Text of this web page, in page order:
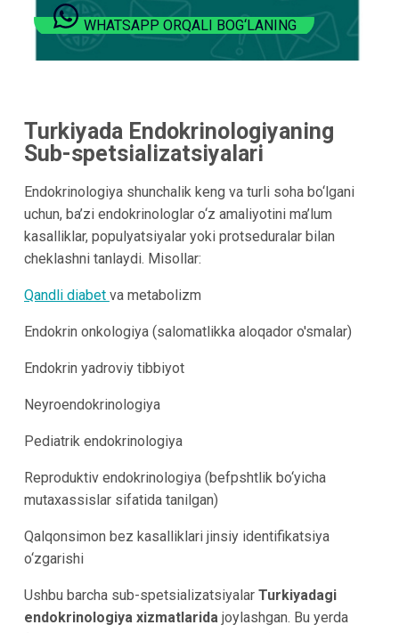
WHATSAPP ORQALI BOG‘LANING
Turkiyada Endokrinologiyaning
Sub-spetsializatsiyalari
Endokrinologiya shunchalik keng va turli soha bo‘lgani
uchun, ba’zi endokrinologlar o‘z amaliyotini ma’lum
kasalliklar, populyatsiyalar yoki protseduralar bilan
cheklashni tanlaydi. Misollar:
Qandli diabet va metabolizm
Endokrin onkologiya (salomatlikka aloqador o'smalar)
Endokrin yadroviy tibbiyot
Neyroendokrinologiya
Pediatrik endokrinologiya
Reproduktiv endokrinologiya (befpshtlik bo‘yicha
mutaxassislar sifatida tanilgan)
Qalqonsimon bez kasalliklari jinsiy identifikatsiya
o‘zgarishi
Ushbu barcha sub-spetsializatsiyalar Turkiyadagi
endokrinologiya xizmatlaridajoylashgan. Bu yerda